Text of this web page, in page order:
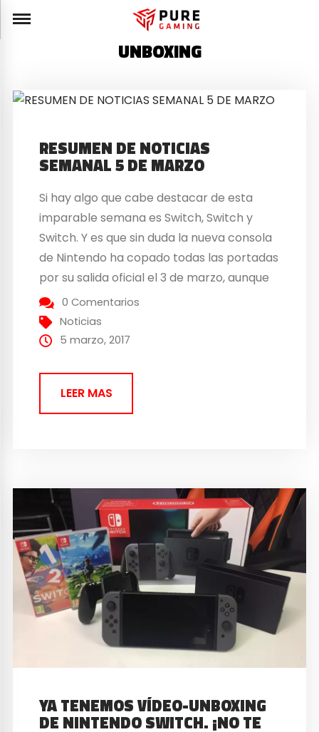
UNBOXING
RESUMEN DE NOTICIAS
SEMANAL 5 DE MARZO
Si hay algo que cabe destacar de esta
imparable semana es Switch, Switch y
Switch. Y es que sin duda la nueva consola
de Nintendo ha copado todas las portadas
por su salida oficial el 3 de marzo, aunque
desde Puregaming pudimos disfrutarla
unos días antes, para haceros un poquito
de rabiar, solo un poquito, sin...
0 Comentarios
Noticias
5 marzo, 2017
LEER MAS
YA TENEMOS VÍDEO-UNBOXING
DE NINTENDO SWITCH. ¡NO TE